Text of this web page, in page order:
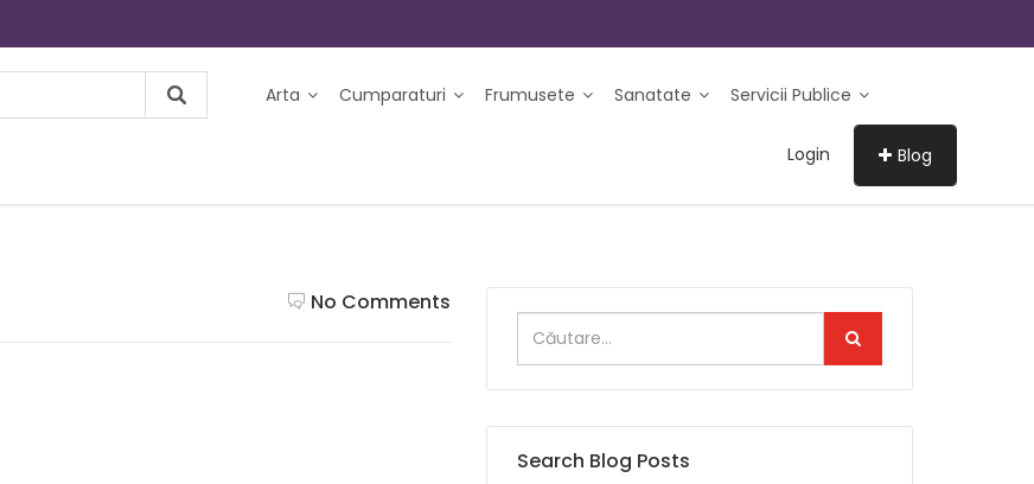
Arta Cumparaturi Frumusete Sanatate Servicii Publice
Login Blog
No Comments
Search Blog Posts